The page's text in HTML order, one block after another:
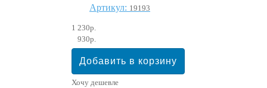
Артикул: 19193
1 230р.
930р.
Хочу дешевле